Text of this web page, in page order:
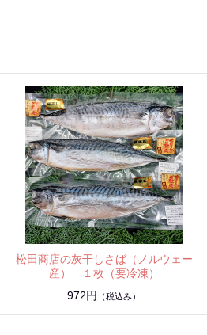
松田商店の灰干しさば（ノルウェー
産） １枚（要冷凍）
972円
（税込み）